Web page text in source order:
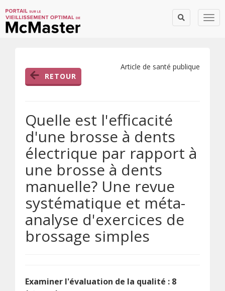
RETOUR
Article de santé publique
Quelle est l'efficacité
d'une brosse à dents
électrique par rapport à
une brosse à dents
manuelle? Une revue
systématique et méta-
analyse d'exercices de
brossage simples
Examiner l'évaluation de la qualité : 8